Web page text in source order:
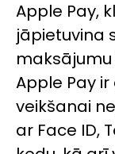
Apple Pay,
jāpietuvina
Apple Pay
veikšanai
ar Face ID,